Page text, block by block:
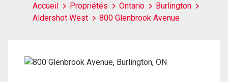
Accueil Propriétés Ontario
Burlington
Aldershot West
800 Glenbrook Avenue